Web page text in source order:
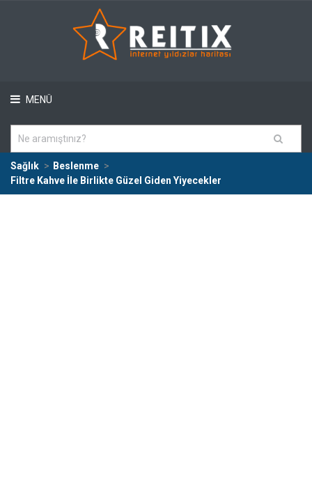
MENÜ
Sağlık
Beslenme
Filtre Kahve İle Birlikte Güzel Giden Yiyecekler